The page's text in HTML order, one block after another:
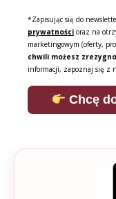
*Zapisując się do
prywatności oraz na
marketingowym (oferty,
chwili możesz
informacji, zapoznaj się z
Chcę